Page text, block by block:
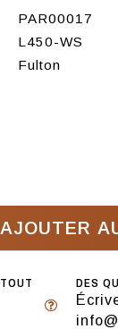
PAR00017
L450-WS
Fulton
AJOUTER
DES